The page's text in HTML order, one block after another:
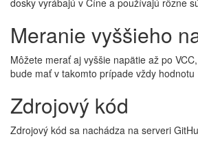
dosky vyrábajú v Číne a používajú rôzne
Meranie vyššieho
Môžete merať aj vyššie napätie až po
bude mať v takomto prípade vždy hodnotu
Zdrojový kód
Zdrojový kód sa nachádza na serveri